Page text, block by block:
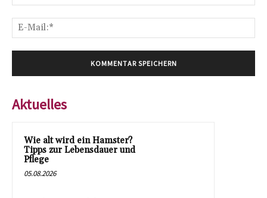
Aktuelles
Wie alt wird ein Hamster?
Tipps zur Lebensdauer und
Pflege
05.08.2026